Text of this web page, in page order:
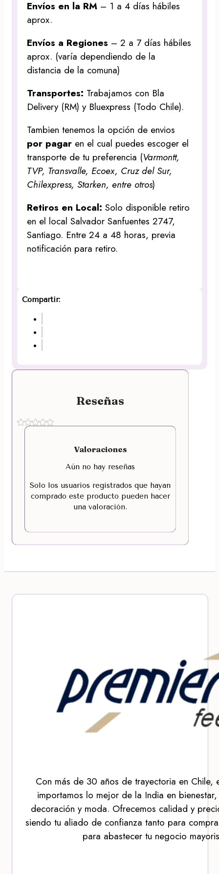
Envíos en la RM – 1 a 4 días hábiles
aprox.
Envíos a Regiones – 2 a 7 días hábiles
aprox. (varía dependiendo de la
distancia de la comuna)
Transportes: Trabajamos con Bla
Delivery (RM) y Bluexpress (Todo Chile).
Tambien tenemos la opción de envios
por pagar en el cual puedes escoger el
transporte de tu preferencia (Varmontt,
TVP, Transvalle, Ecoex, Cruz del Sur,
Chilexpress, Starken, entre otros)
Retiros en Local:Solo disponible retiro
en el local Salvador Sanfuentes 2747,
Santiago. Entre 24 a 48 horas, previa
notificación para retiro.
Compartir:
Reseñas
Valoraciones
Aún no hay reseñas
Solo los usuarios registrados que hayan
comprado este producto pueden hacer
una valoración.
Con más de 30 años de trayectoria en Chile,
importamos lo mejor de la India en
decoración y moda. Ofrecemos calidad y
siendo tu aliado de confianza tanto para
para abastecer tu negocio